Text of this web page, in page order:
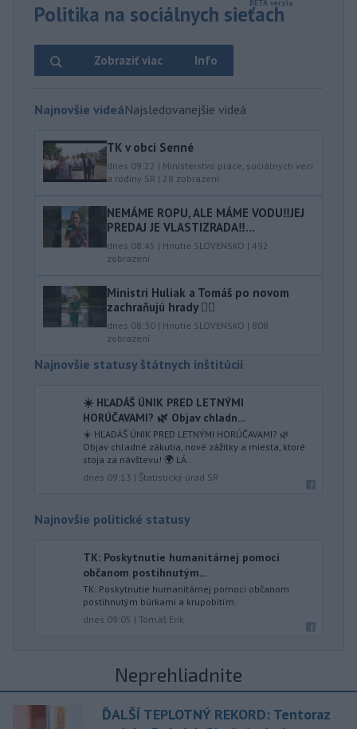
Politika na sociálnych sieťach
Info
Zobraziť viac
Najnovšie videáNajsledovanejšie videá
TK v obci Senné
dnes 09:22 | Ministerstvo práce, sociálnych vecí
a rodiny SR | 28 zobrazení
NEMÁME ROPU, ALE MÁME VODU‼️JEJ
PREDAJ JE VLASTIZRADA‼️...
dnes 08:45 | Hnutie SLOVENSKO | 492
zobrazení
Ministri Huliak a Tomáš po novom
zachraňujú hrady 🤦‍♂️
dnes 08:30 | Hnutie SLOVENSKO | 808
zobrazení
Najnovšie statusy štátnych inštitúcií
☀️ HĽADÁŠ ÚNIK PRED LETNÝMI
HORÚČAVAMI? 🌿 Objav chladn...
☀️ HĽADÁŠ ÚNIK PRED LETNÝMI HORÚČAVAMI? 🌿
Objav chladné zákutia, nové zážitky a miesta, ktoré
stoja za návštevu! 🌍 LÁ...
dnes 09:13 | Štatistický úrad SR
Najnovšie politické statusy
TK: Poskytnutie humanitárnej pomoci
občanom postihnutým...
TK: Poskytnutie humanitárnej pomoci občanom
postihnutým búrkami a krupobitím.
dnes 09:05 | Tomáš Erik
Neprehliadnite
ĎALŠÍ TEPLOTNÝ REKORD: Tentoraz